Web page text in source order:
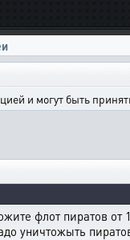
и могут быть
флот пиратов от
уничтожыть